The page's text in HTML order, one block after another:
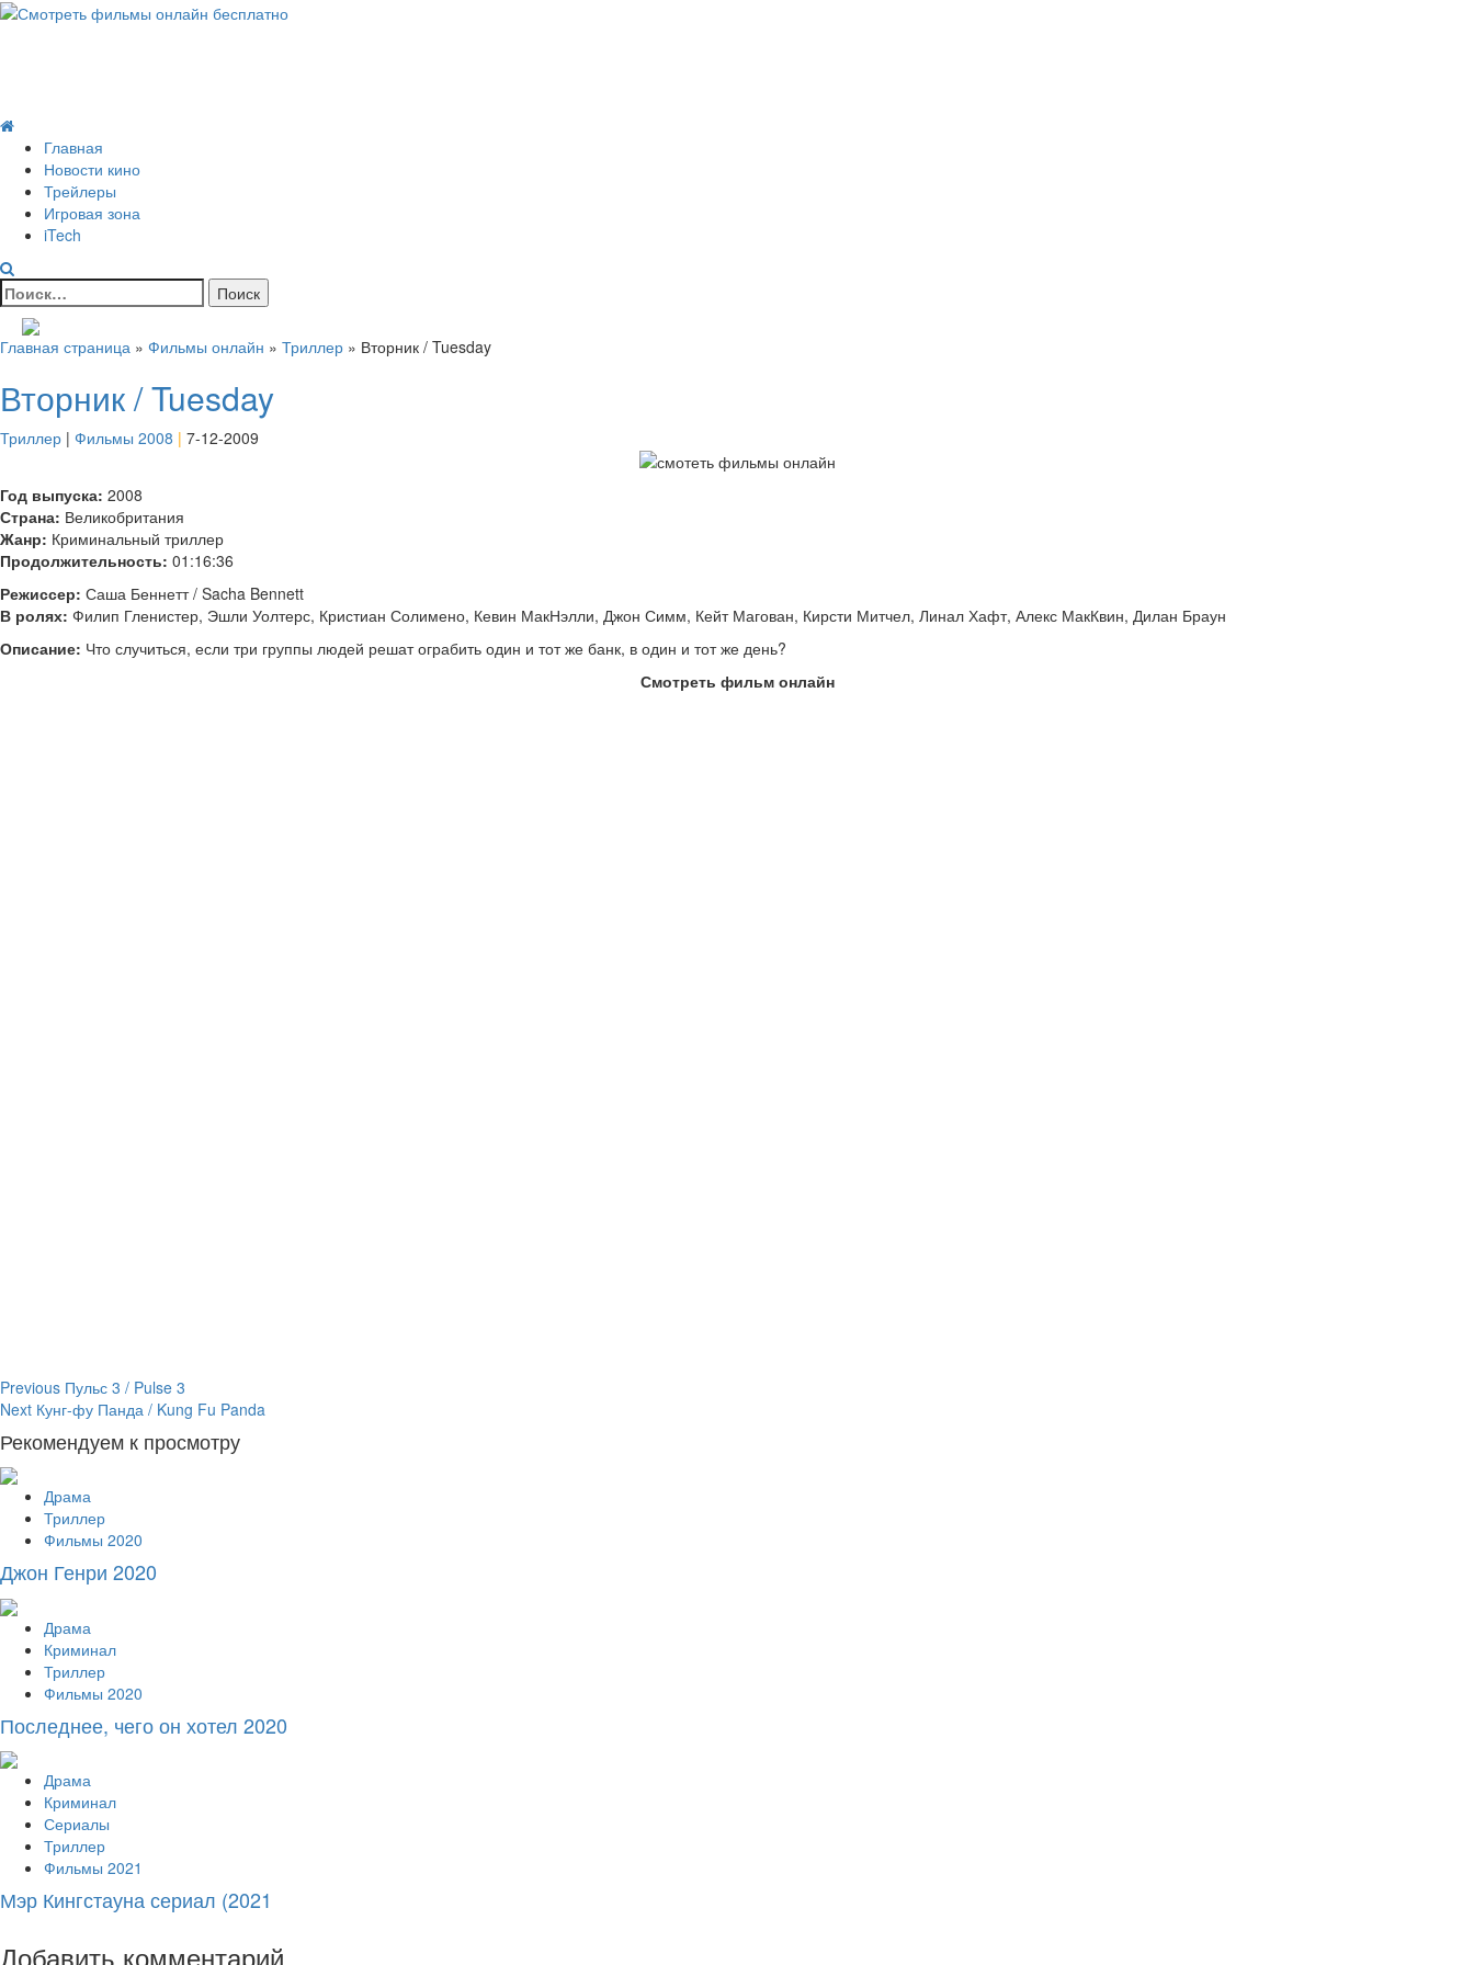
Skip
Primary
MenuГлавная
Новости кино
Трейлеры
Игровая зона
iTech
Найти:
Главная страница » Фильмы онлайн » Триллер » Вторник / Tuesday
Вторник / Tuesday
Триллер | Фильмы 2008 | 7-12-2009
Год выпуска: 2008
Страна: Великобритания
Жанр: Криминальный триллер
Продолжительность: 01:16:36
Режиссер: Саша Беннетт / Sacha Bennett
В ролях: Филип Гленистер, Эшли Уолтерс, Кристиан Солимено, Кевин МакНэлли, Джон Симм, Кейт Магован, Кирсти Митчел, Линал Хафт, Алекс МакКвин, Дилан Браун
Описание: Что случиться, если три группы людей решат ограбить один и тот же банк, в один и тот же день?
Смотреть фильм онлайн
Continue
Reading
Previous Пульс 3 / Pulse 3
Next Кунг-фу Панда / Kung Fu Panda
Рекомендуем к просмотру
Драма
Триллер
Фильмы 2020
Джон Генри 2020
Драма
Криминал
Триллер
Фильмы 2020
Последнее, чего он хотел 2020
Драма
Криминал
Сериалы
Триллер
Фильмы 2021
Мэр Кингстауна сериал (2021
Добавить комментарий